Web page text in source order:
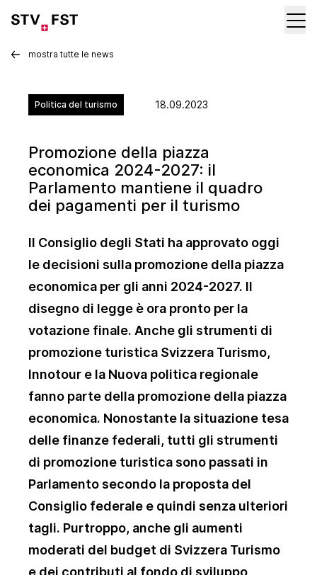
mostra tutte le news
Politica del turismo 18.09.2023
Promozione della piazza
economica 2024-2027: il
Parlamento mantiene il quadro
dei pagamenti per il turismo
Il Consiglio degli Stati ha approvato oggi
le decisioni sulla promozione della piazza
economica per gli anni 2024-2027. Il
disegno di legge è ora pronto per la
votazione finale. Anche gli strumenti di
promozione turistica Svizzera Turismo,
Innotour e la Nuova politica regionale
fanno parte della promozione della piazza
economica. Nonostante la situazione tesa
delle finanze federali, tutti gli strumenti
di promozione turistica sono passati in
Parlamento secondo la proposta del
Consiglio federale e quindi senza ulteriori
tagli. Purtroppo, anche gli aumenti
moderati del budget di Svizzera Turismo
e dei contributi al fondo di sviluppo